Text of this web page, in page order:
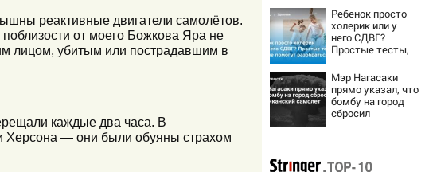
реактивные двигатели самолётов.
от моего Божкова Яра не
лицом, убитым или пострадавшим в
каждые два часа. В
Херсона — они были обуяны страхом
ответила Россия,
полный разбор
провала операции
Украины от
военкора Коца
Ребенок просто
холерик или у
него СДВГ?
Простые тесты,
разобраться
Мэр Нагасаки
прямо указал, что
бомбу на город
сбросил